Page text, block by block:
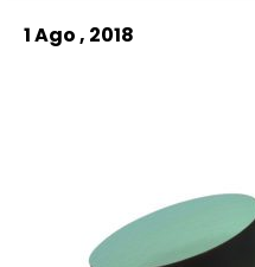
1 Ago , 2018